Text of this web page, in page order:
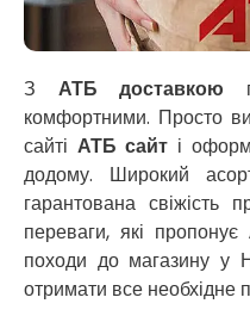
З АТБ доставкою
комфортними. Просто
сайті АТБ сайт і
додому. Широкий
гарантована свіжість
переваги, які
походи до магазину у
отримати все необхідне
Новосілки
Нововолинськ
Обухів
Обухівка
Одеса
Острог
Павлоград
Переяслав
Первомайськ
Пісочин
Петриків